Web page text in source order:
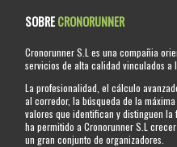
SOBRECRONORUNNER
Cronorunner S.L es una compañia
servicios de alta calidad vinculados a
La profesionalidad, el cálculo
al corredor, la búsqueda de la
valores que identifican y distinguen
ha permitido a Cronorunner S.L
un gran conjunto de organizadores.